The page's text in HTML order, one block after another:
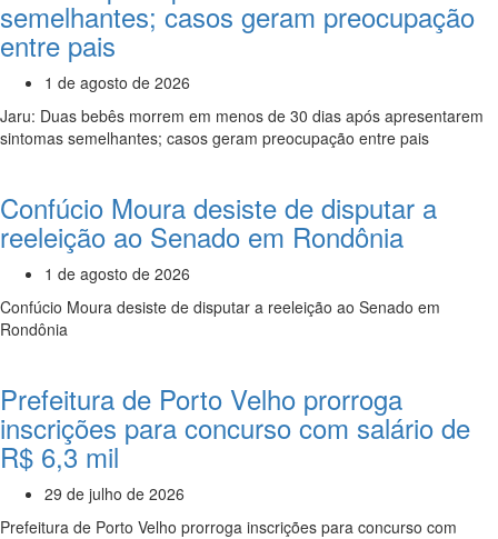
semelhantes; casos geram preocupação
entre pais
1 de agosto de 2026
Jaru: Duas bebês morrem em menos de 30 dias após apresentarem
sintomas semelhantes; casos geram preocupação entre pais
Confúcio Moura desiste de disputar a
reeleição ao Senado em Rondônia
1 de agosto de 2026
Confúcio Moura desiste de disputar a reeleição ao Senado em
Rondônia
Prefeitura de Porto Velho prorroga
inscrições para concurso com salário de
R$ 6,3 mil
29 de julho de 2026
Prefeitura de Porto Velho prorroga inscrições para concurso com